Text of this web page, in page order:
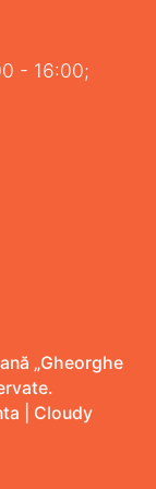
- 16:00;
„Gheorghe
Cloudy